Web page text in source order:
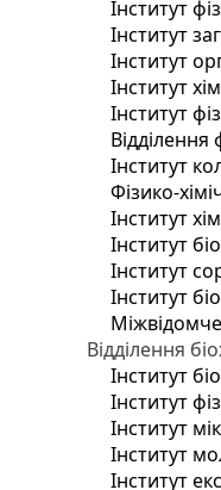
Інститут
Інститут
Інститут
Інститут
Інститут
Відділення
Інститут
Фізико-
Інститут
Інститут
Інститут
Інститут
Відділення
Інститут
Інститут
Інститут
Інститут
Інститут